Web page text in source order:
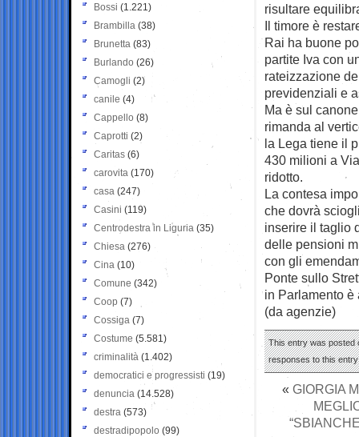
risultare
Il timore è
Rai ha buone
partite Iva con
rateizzazione
previdenziali e
Ma è sul
rimanda al
la Lega tiene il
430 milioni a
ridotto.
La contesa
che dovrà
inserire il taglio
delle pensioni
con gli
Ponte sullo
in Parlamento è
(da agenzie)
This entry was posted
responses to this
« GIORGIA
Bossi (1.221)
Brambilla (38)
Brunetta (83)
Burlando (26)
Camogli (2)
canile (4)
Cappello (8)
Caprotti (2)
Caritas (6)
carovita (170)
casa (247)
Casini (119)
Centrodestra in Liguria (35)
Chiesa (276)
Cina (10)
Comune (342)
Coop (7)
Cossiga (7)
Costume (5.581)
criminalità (1.402)
democratici e progressisti (19)
denuncia (14.528)
destra (573)
destradipopolo (99)